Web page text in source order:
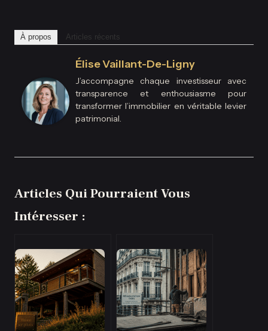
À propos Articles récents
Élise Vaillant-De-Ligny
J’accompagne chaque investisseur avec
transparence et enthousiasme pour
transformer l’immobilier en véritable levier
patrimonial.
Articles Qui Pourraient Vous
Intéresser :